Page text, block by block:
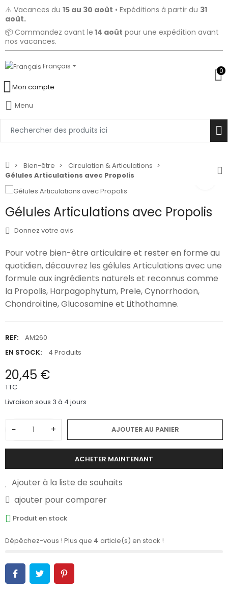
⚠️ Vacances du 15 au 30 août • Expéditions à partir du 31
août.
📦 Commandez avant le 14 août pour une expédition avant
nos vacances.
Français 0
Mon compte
Menu
Bien-être
Circulation & Articulations
Gélules Articulations avec Propolis
Gélules Articulations avec Propolis
Donnez votre avis
Pour votre bien-être articulaire et rester en forme au
quotidien, découvrez les gélules Articulations avec une
formule aux ingrédients naturels et reconnus comme
la Propolis, Harpagophytum, Prele, Cynorrhodon,
Chondroïtine, Glucosamine et Lithothamne.
REF:
AM260
EN STOCK:
4 Produits
20,45 €
TTC
Livraison sous 3 à 4 jours
− + AJOUTER AU PANIER
ACHETER MAINTENANT
Ajouter à la liste de souhaits
ajouter pour comparer
Produit en stock
Dépêchez-vous ! Plus que 4 article(s) en stock !